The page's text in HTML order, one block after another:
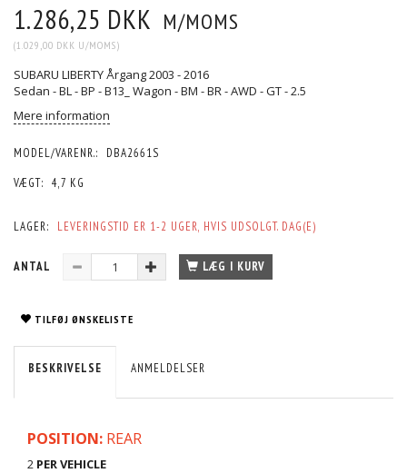
1.286,25 DKK M/MOMS
(1.029,00 DKK U/MOMS)
SUBARU LIBERTY Årgang 2003 - 2016
Sedan - BL - BP - B13_ Wagon - BM - BR - AWD - GT - 2.5
Mere information
MODEL/VARENR.:
DBA2661S
VÆGT: 4,7 KG
LAGER: LEVERINGSTID ER 1-2 UGER, HVIS UDSOLGT. DAG(E)
ANTAL LÆG I KURV
TILFØJ ØNSKELISTE
BESKRIVELSE ANMELDELSER
POSITION: REAR
2 PER VEHICLE